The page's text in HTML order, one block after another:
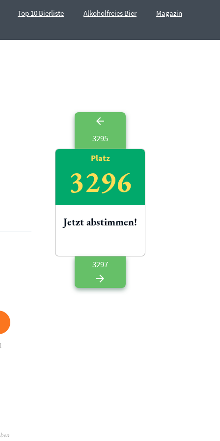
Top 10 Bierliste Alkoholfreies Bier Magazin
3295
Platz
3296
Jetzt abstimmen!
3297